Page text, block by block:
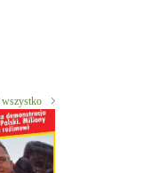
wszystko